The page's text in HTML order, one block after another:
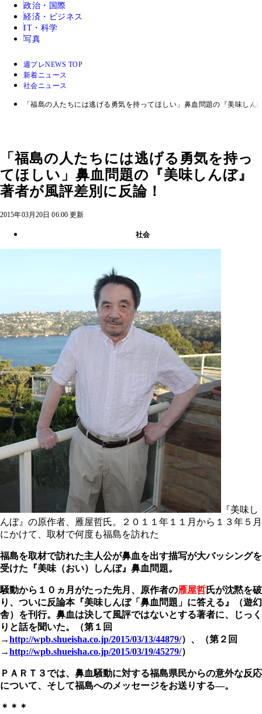
政治・国際
経済・ビジネス
IT・科学
写真
週プレNEWS TOP
新着ニュース
社会ニュース
「福島の人たちには逃げる勇気を持ってほしい」鼻血問題の『美味しん
「福島の人たちには逃げる勇気を持っ
てほしい」鼻血問題の『美味しんぼ』
著者が風評差別に反論！
2015年03月20日 06:00 更新
社会
『美味し
んぼ』の原作者、雁屋哲氏。２０１１年１１月から１３年５月
にかけて、取材で何度も福島を訪れた
福島を取材で訪れた主人公が鼻血を出す描写が大バッシングを
受けた『美味（おい）しんぼ』鼻血問題。
騒動から１０ヵ月がたった先月、原作者の雁屋哲氏が沈黙を破
り、ついに反論本『美味しんぼ「鼻血問題」に答える』（遊幻
舎）を刊行。鼻血は決して風評ではないとする著者に、じっく
りと話を聞いた。（第１回
→http://wpb.shueisha.co.jp/2015/03/13/44879/）、（第２回
→http://wpb.shueisha.co.jp/2015/03/19/45279/）
ＰＡＲＴ３では、鼻血騒動に対する福島県民からの意外な反応
について、そして福島へのメッセージをお送りする―。
＊＊＊